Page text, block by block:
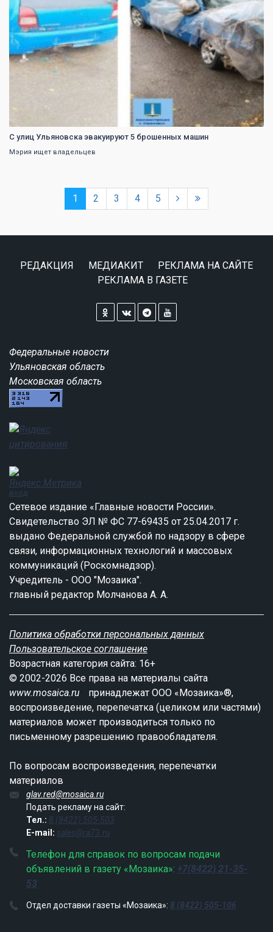
С улиц Ульяновска эвакуируют 5 брошенных машин
Мэрия ищет владельцев
1 2 3 4 5
РЕДАКЦИЯ МЕДИАКИТ
РЕКЛАМА НА САЙТЕ
РЕКЛАМА В ГАЗЕТЕ
Федеральные новости
Ульяновская область
Московская область
вход
Сетевое издание «Главные новости России».
Свидетельство ЭЛ № ФС 77-69435 от 25.04.2017 г.
выдано Федеральной службой по надзору в сфере
связи, информационных технологий и массовых
коммуникаций (Роскомнадзор).
Учредитель - ООО "Мозаика".
главный редактор Молчанова А. А.
Политика обработки персональных данных
Пользовательское соглашение
Возрастная категория сайта: 16+
© 2002-2026 Все права на материалы сайта
www.mosaica.ru
принадлежат ООО «Мозаика»®,
воспроизведение, перепечатка (целиком или частями)
материалов может производиться только по
письменному разрешению правообладателя.
По вопросам воспроизведения, перепечатки
материалов
glav.red@mosaica.ru
Подать рекламу на сайт:
Тел.: 8 (8422) 505-503
E-mail: sales@ra73.ru
Телефон для справок по вопросам подачи
объявлений в газету «Мозаика»: +7(8422) 21-35-
53
Отдел доставки газеты «Мозаика»: 8 (8422) 505-106